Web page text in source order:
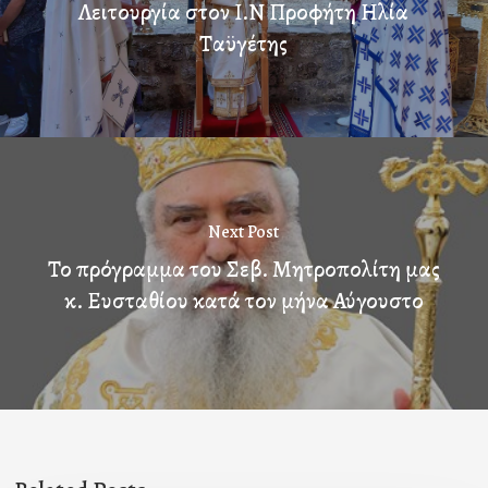
Λειτουργία στον Ι.Ν Προφήτη Ηλία
Ταϋγέτης
Next Post
Το πρόγραμμα του Σεβ. Μητροπολίτη μας
κ. Ευσταθίου κατά τον μήνα Αύγουστο